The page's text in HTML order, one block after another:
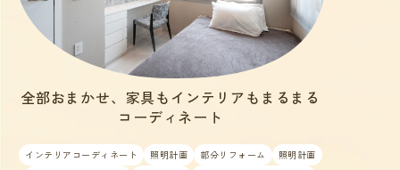
全部おまかせ、家具もインテリアもまるまる
コーディネート
インテリアコーディネート 照明計画 部分リフォーム
照明計画